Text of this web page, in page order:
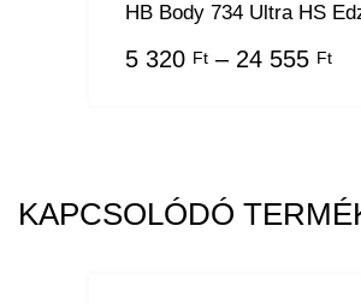
HB Body 734 Ultra HS
5 320 Ft – 24 555 Ft
KAPCSOLÓDÓ